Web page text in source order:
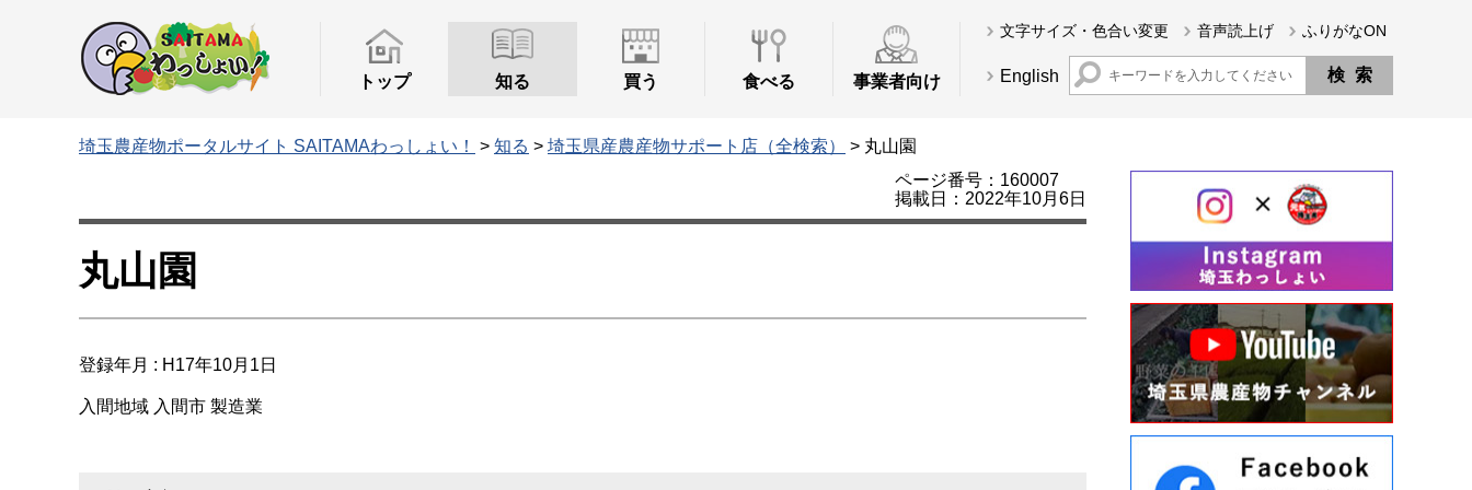
トップ 知る 買う 食べる 事業者向け
文字サイズ・色合い変更 音声読上げ ふりがなON
English
埼玉農産物ポータルサイト SAITAMAわっしょい！ > 知る > 埼玉県産農産物サポート店（全検索）
> 丸山園
ページ番号：160007
掲載日：2022年10月6日
丸山園
登録年月 : H17年10月1日
入間地域 入間市 製造業